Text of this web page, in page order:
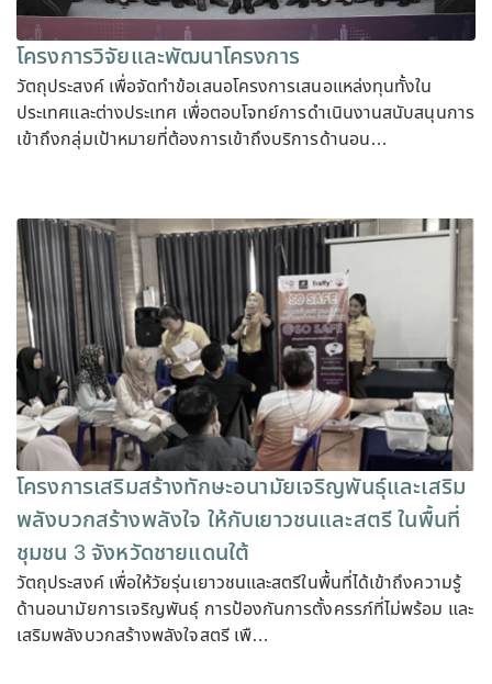
โครงการวิจัยและพัฒนาโครงการ
วัตถุประสงค์ เพื่อจัดทำข้อเสนอโครงการเสนอแหล่งทุนทั้งใน
ประเทศและต่างประเทศ เพื่อตอบโจทย์การดำเนินงานสนับสนุนการ
เข้าถึงกลุ่มเป้าหมายที่ต้องการเข้าถึงบริการด้านอน…
โครงการเสริมสร้างทักษะอนามัยเจริญพันธุ์และเสริม
พลังบวกสร้างพลังใจ ให้กับเยาวชนและสตรี ในพื้นที่
ชุมชน 3 จังหวัดชายแดนใต้
วัตถุประสงค์ เพื่อให้วัยรุ่นเยาวชนและสตรีในพื้นที่ได้เข้าถึงความรู้
ด้านอนามัยการเจริญพันธุ์ การป้องกันการตั้งครรภ์ที่ไม่พร้อม และ
เสริมพลังบวกสร้างพลังใจสตรี เพื…